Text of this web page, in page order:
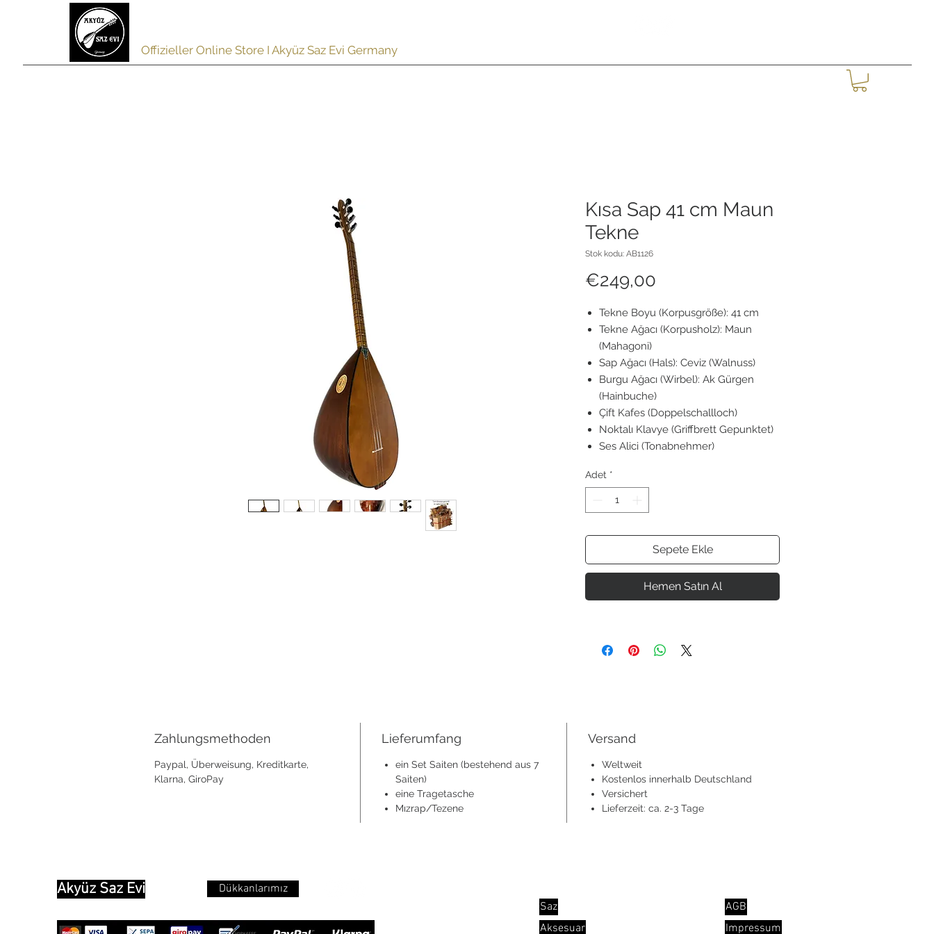
Offizieller Online Store I Akyüz Saz Evi Germany
Kısa Sap 41 cm Maun
Tekne
Stok kodu: AB1126
€249,00
Tekne Boyu (Korpusgröße): 41 cm
Tekne Ağacı (Korpusholz): Maun
(Mahagoni)
Sap Ağacı (Hals): Ceviz (Walnuss)
Burgu Ağacı (Wirbel): Ak Gürgen
(Hainbuche)
Çift Kafes (Doppelschallloch)
Noktalı Klavye (Griffbrett Gepunktet)
Ses Alici (Tonabnehmer)
Adet *
Sepete Ekle
Hemen Satın Al
Zahlungsmethoden
Paypal, Überweisung, Kreditkarte,
Klarna, GiroPay
Lieferumfang
ein Set Saiten (bestehend aus 7
Saiten)
eine Tragetasche
Mızrap/Tezene
Versand
Weltweit
Kostenlos innerhalb Deutschland
Versichert
Lieferzeit: ca. 2-3 Tage
Akyüz Saz Evi Dükkanlarımız
Saz
Aksesuar
AGB
Impressum